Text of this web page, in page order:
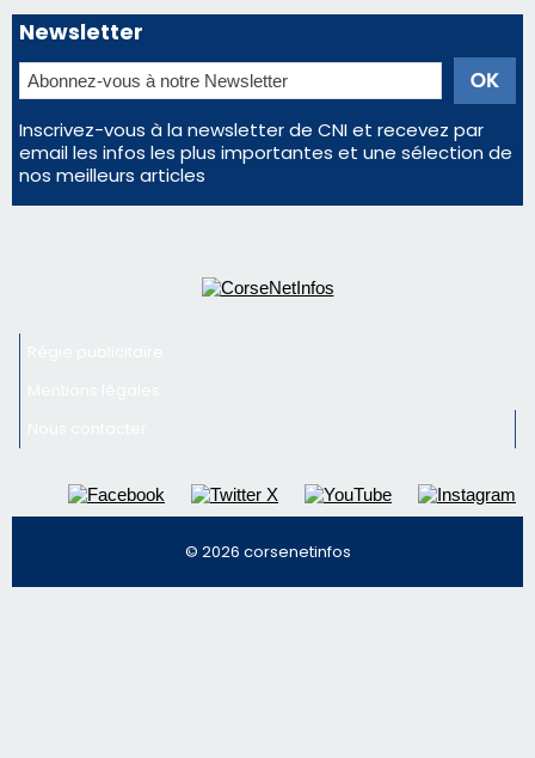
Régie publicitaire
Nous contacter
© 2026 corsenetinfos